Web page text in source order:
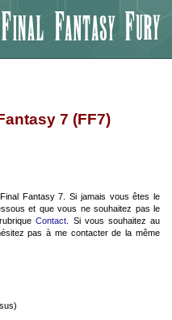
7 (FF7)
Fantasy 7. Si jamais vous êtes le
et que vous ne souhaitez pas le
Contact . Si vous souhaitez au
pas à me contacter de la même